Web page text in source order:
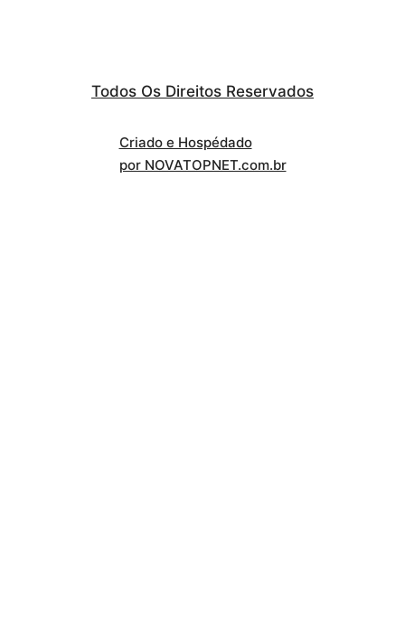
Todos Os Direitos Reservados
Criado e Hospédado
por NOVATOPNET.com.br